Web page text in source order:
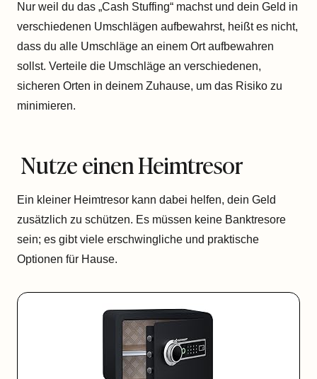
Nur weil du das „Cash Stuffing“ machst und dein Geld in
verschiedenen Umschlägen aufbewahrst, heißt es nicht,
dass du alle Umschläge an einem Ort aufbewahren
sollst. Verteile die Umschläge an verschiedenen,
sicheren Orten in deinem Zuhause, um das Risiko zu
minimieren.
Nutze einen Heimtresor
Ein kleiner Heimtresor kann dabei helfen, dein Geld
zusätzlich zu schützen. Es müssen keine Banktresore
sein; es gibt viele erschwingliche und praktische
Optionen für Hause.